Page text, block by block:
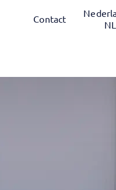
Contact
NL